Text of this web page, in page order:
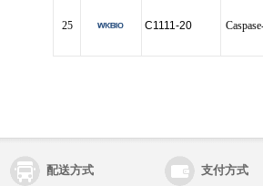
25 C1111-20
配送方式 支付方式